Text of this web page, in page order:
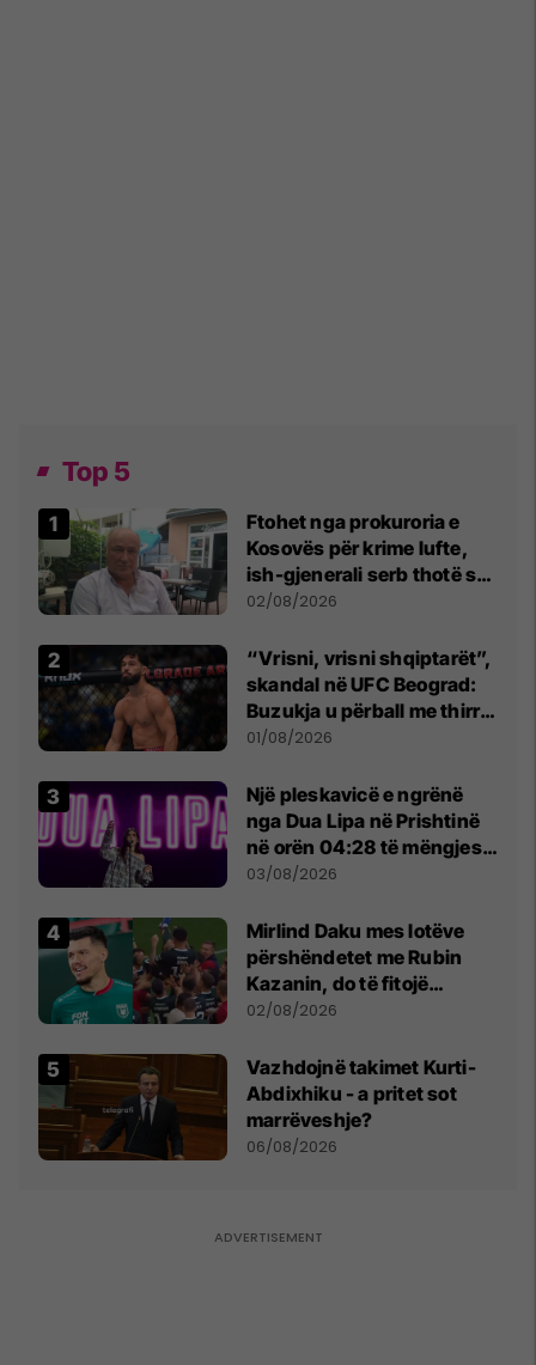
Top 5
Ftohet nga prokuroria e
Kosovës për krime lufte,
ish-gjenerali serb thotë se
dikush e tradhtoi në
02/08/2026
“Vrisni, vrisni shqiptarët”,
skandal në UFC Beograd:
Buzukja u përball me thirrje
anti-shqiptare nga
01/08/2026
Një pleskavicë e ngrënë
nga Dua Lipa në Prishtinë
në orën 04:28 të mëngjesit
- dhe bota digjitale serbe
03/08/2026
Mirlind Daku mes lotëve
përshëndetet me Rubin
Kazanin, do të fitojë
miliona te Spartak Moska
02/08/2026
Vazhdojnë takimet Kurti-
Abdixhiku - a pritet sot
marrëveshje?
06/08/2026